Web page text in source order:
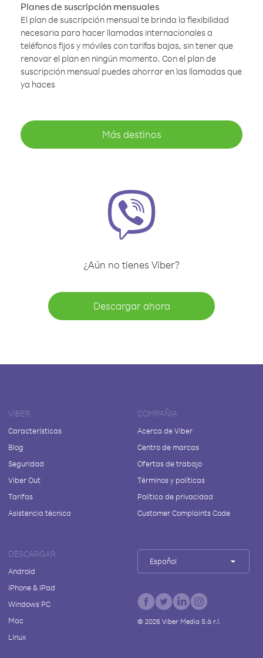
Planes de suscripción mensuales
El plan de suscripción mensual te brinda la flexibilidad
necesaria para hacer llamadas internacionales a
teléfonos fijos y móviles con tarifas bajas, sin tener que
renovar el plan en ningún momento. Con el plan de
suscripción mensual puedes ahorrar en las llamadas que
ya haces
Más destinos
¿Aún no tienes Viber?
Descargar ahora
VIBER
Características
Blog
Seguridad
Viber Out
Tarifas
Asistencia técnica
COMPAÑÍA
Acerca de Viber
Centro de marcas
Ofertas de trabajo
Términos y políticas
Política de privacidad
Customer Complaints Code
DESCARGAR
Android
iPhone & iPad
Windows PC
Mac
Linux
Español
© 2026Viber Media S.à r.l.